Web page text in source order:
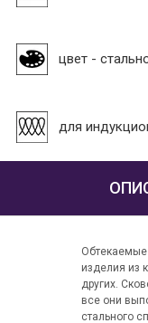
цвет -
для
Обтекаемые
изделия из
других.
все они
стального